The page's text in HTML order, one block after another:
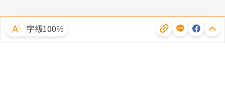
字級100％